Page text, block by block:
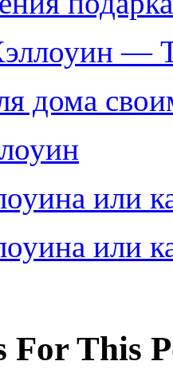
—
дома
или
или
For This